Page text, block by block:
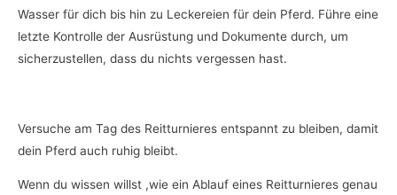
Wasser für dich bis hin zu Leckereien für dein Pferd. Führe eine
letzte Kontrolle der Ausrüstung und Dokumente durch, um
sicherzustellen, dass du nichts vergessen hast.
Versuche am Tag des Reitturnieres entspannt zu bleiben, damit
dein Pferd auch ruhig bleibt.
Wenn du wissen willst ,wie ein Ablauf eines Reitturnieres genau